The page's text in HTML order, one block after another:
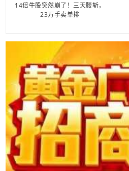
14倍牛股突然崩了！三天腰斩，
23万手卖单排